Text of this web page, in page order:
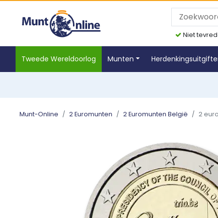
Niet
Tweede Wereldoorlog Munten
Munt-Online 2 Euromunten 2 Euromunten België 2